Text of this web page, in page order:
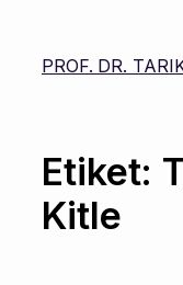
PROF. DR.
Etiket:
Kitle